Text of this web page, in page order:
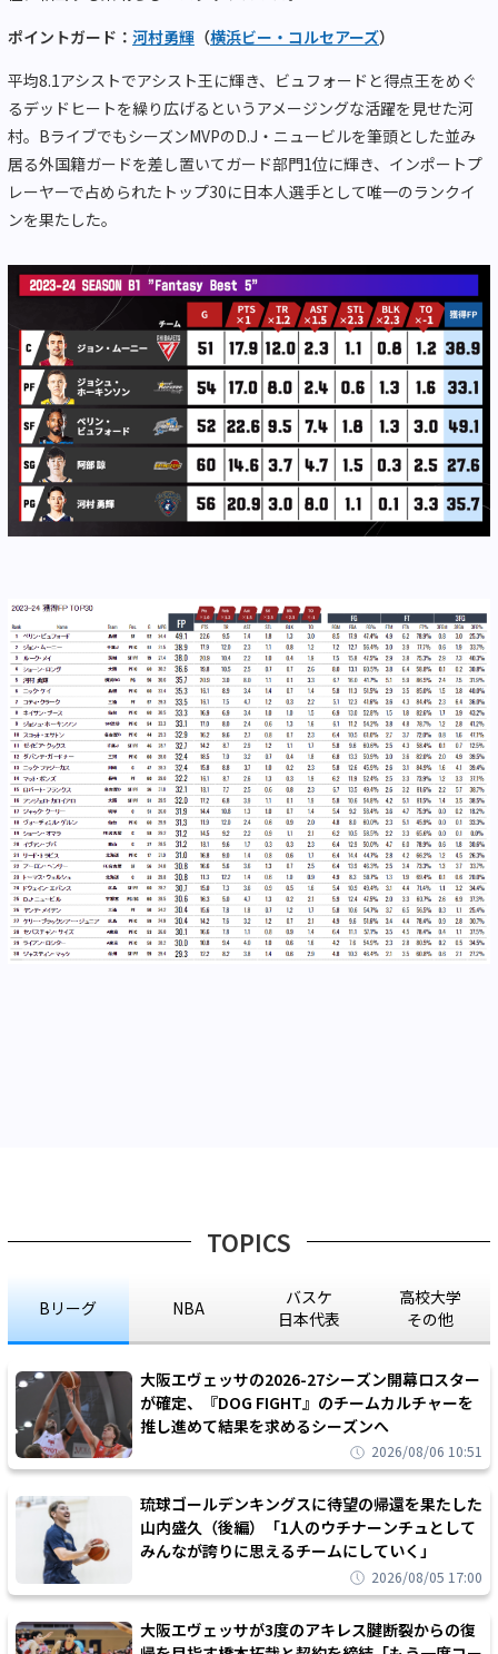
ポイントガード： 河村勇輝 （横浜ビー・コルセアーズ）
平均8.1アシストでアシスト王に輝き、ビュフォードと得点王をめぐ
るデッドヒートを繰り広げるというアメージングな活躍を見せた河
村。BライブでもシーズンMVPのD.J・ニュービルを筆頭とした並み
居る外国籍ガードを差し置いてガード部門1位に輝き、インポートプ
レーヤーで占められたトップ30に日本人選手として唯一のランクイ
ンを果たした。
TOPICS
Bリーグ NBA
バスケ
日本代表
高校大学
その他
大阪エヴェッサの2026-27シーズン開幕ロスター
が確定、『DOG FIGHT』のチームカルチャーを
推し進めて結果を求めるシーズンへ
2026/08/06 10:51
琉球ゴールデンキングスに待望の帰還を果たした
山内盛久（後編）「1人のウチナーンチュとして
みんなが誇りに思えるチームにしていく」
2026/08/05 17:00
大阪エヴェッサが3度のアキレス腱断裂からの復